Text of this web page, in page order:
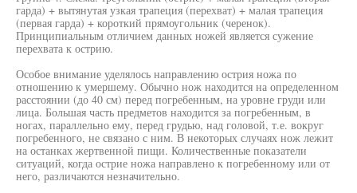
гарда) + вытянутая узкая трапеция (перехват) + малая трапеция
(первая гарда) + короткий прямоугольник (черенок).
Принципиальным отличием данных ножей является сужение
перехвата к острию.
Особое внимание уделялось направлению острия ножа по
отношению к умершему. Обычно нож находится на определенном
расстоянии (до 40 см) перед погребенным, на уровне груди или
лица. Большая часть предметов находится за погребенным, в
ногах, параллельно ему, перед грудью, над головой, т.е. вокруг
погребенного, не связано с ним. В некоторых случаях нож лежит
на останках жертвенной пищи. Количественные показатели
ситуаций, когда острие ножа направлено к погребенному или от
него, различаются незначительно.